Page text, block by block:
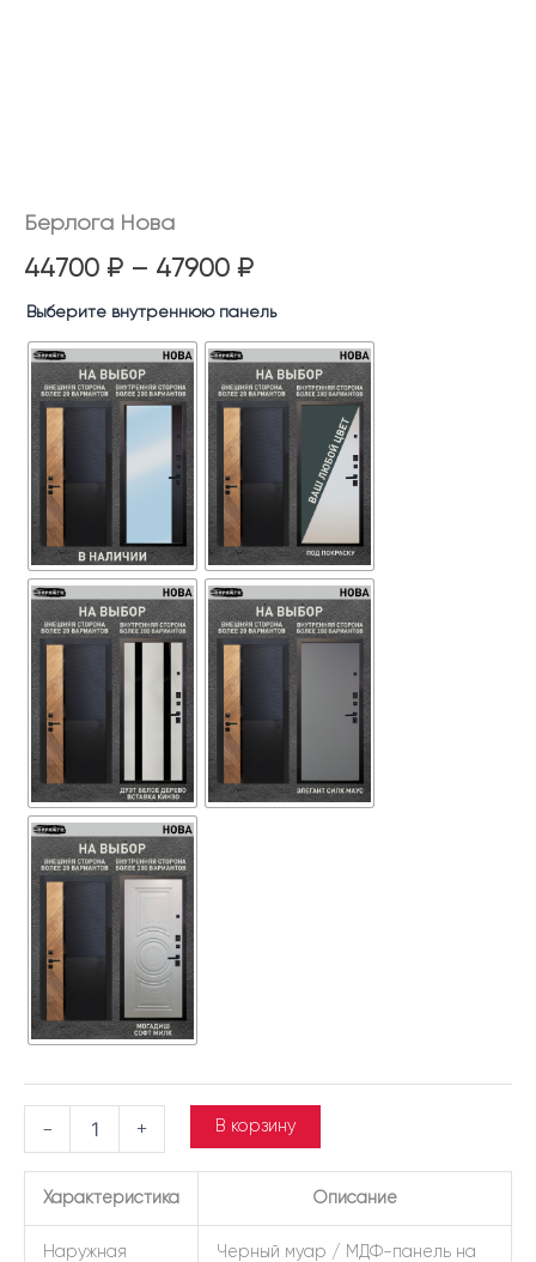
Берлога Нова
44700 ₽ – 47900 ₽
Выберите внутреннюю панель
- + В корзину
Характеристика Описание
Наружная
Черный муар / МДФ-панель на